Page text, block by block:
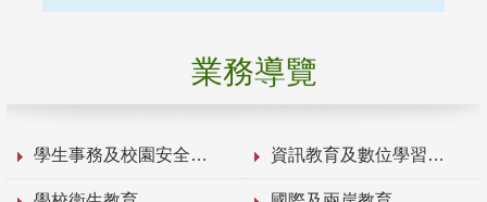
業務導覽
學生事務及校園安全 資訊教育及數位學習